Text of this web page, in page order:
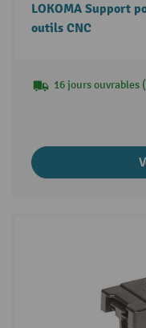
LOKOMA Support
outils CNC
16 jours